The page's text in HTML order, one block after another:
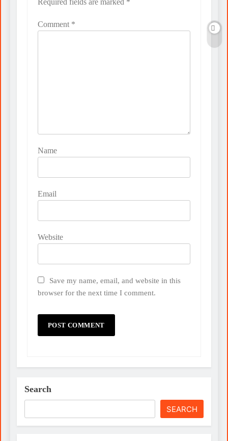
Required fields are marked *
Comment *
Name
Email
Website
Save my name, email, and website in this
browser for the next time I comment.
Search
SEARCH